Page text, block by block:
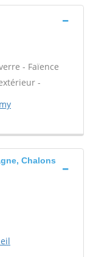
- Faïence
-
Chalons